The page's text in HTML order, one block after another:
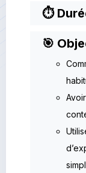
⏱
🎯